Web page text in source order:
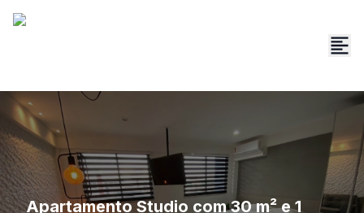
Apartamento Studio com 30 m² e 1